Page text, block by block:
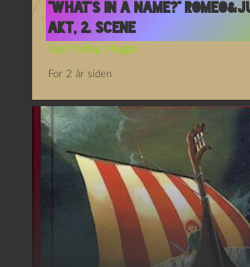
“What’s in a name?”
Akt, 2. Scene
Eget forlag, Hygge
For 2 år siden